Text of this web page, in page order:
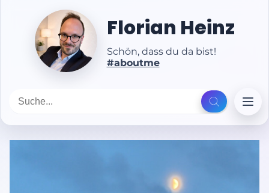
Florian Heinz
Schön, dass du da bist!
#aboutme